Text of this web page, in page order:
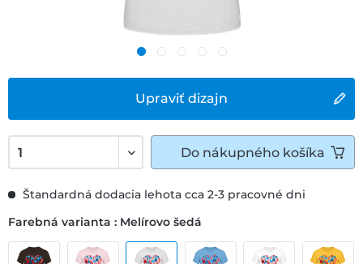
Upraviť dizajn
Štandardná dodacia lehota cca 2-3 pracovné dni
Farebná varianta : Melírovo šedá
Do nákupného košíka